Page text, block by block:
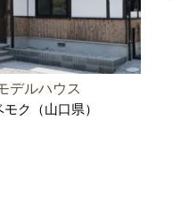
デルハウス
ク（山口県）